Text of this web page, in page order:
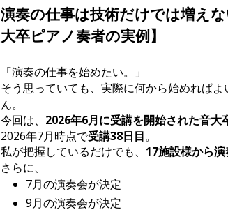
演奏の仕事は技術だけでは増え
大卒ピアノ奏者の実例】
「演奏の仕事を始めたい。」
そう思っていても、実際に何から始めれば
ん。
今回は、 2026年6月に受講を開始された音大
2026年7月時点で受講38日目。
私が把握しているだけでも、 17施設様から
さらに、
7月の演奏会が決定
9月の演奏会が決定